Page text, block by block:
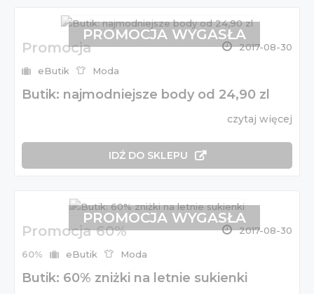
Promocja 2017-08-30
eButik Moda
Butik: najmodniejsze body od 24,90 zl
czytaj więcej
IDŹ DO SKLEPU
PROMOCJA WYGASŁA
Promocja 60% 2017-08-30
60% eButik Moda
Butik: 60% zniżki na letnie sukienki
PROMOCJA WYGASŁA